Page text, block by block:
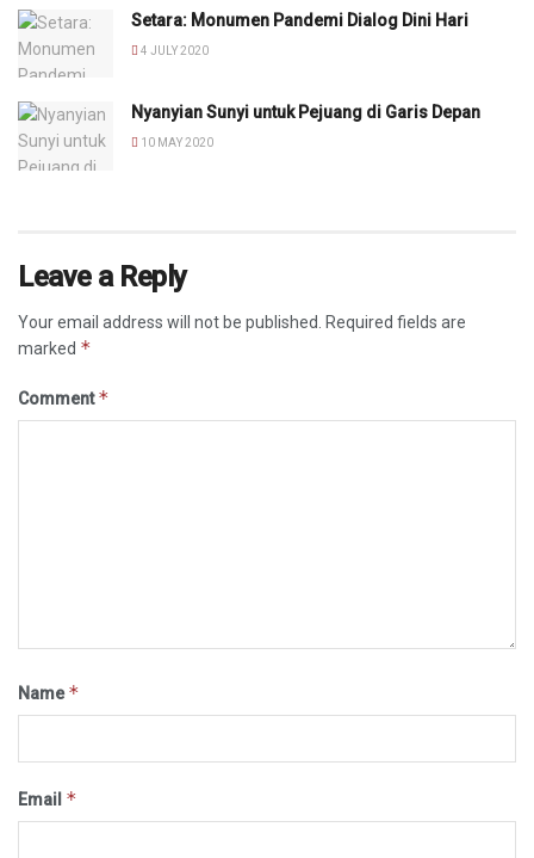
Setara: Monumen Pandemi Dialog Dini Hari
4 JULY 2020
Nyanyian Sunyi untuk Pejuang di Garis Depan
10 MAY 2020
Leave a Reply
Your email address will not be published.
Required fields are
marked *
Comment*
Name*
Email *